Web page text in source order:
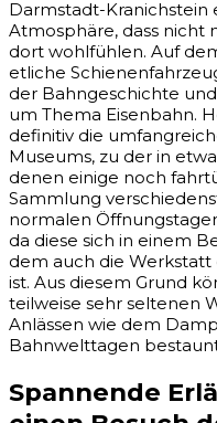
Darmstadt-Kranichstein
Atmosphäre, dass nicht
dort wohlfühlen. Auf
etliche
der Bahngeschichte
um Thema Eisenbahn.
definitiv die
Museums, zu der in
denen einige noch
Sammlung
normalen
da diese sich in einem
dem auch die
ist. Aus diesem Grund
teilweise sehr seltenen
Anlässen wie dem
Bahnwelttagen
Spannende